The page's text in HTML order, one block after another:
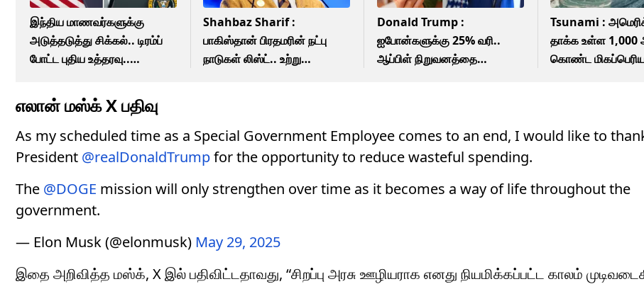
இந்திய மாணவர்களுக்கு
அடுத்தடுத்து சிக்கல்.. டிரம்ப்
போட்ட புதிய உத்தரவு..
Shahbaz Sharif :
பாகிஸ்தான் பிரதமரின் நட்பு
நாடுகள் லிஸ்ட்.. உற்று
Donald Trump :
ஐபோன்களுக்கு 25% வரி..
ஆப்பிள் நிறுவனத்தை
Tsunami :
தாக்க உள்ள 1,000
கொண்ட மிகப்பெரிய
எலான் மஸ்க் X பதிவு
As my scheduled time as a Special Government Employee comes to an end, I would like to
President @realDonaldTrumpfor the opportunity to reduce wasteful spending.
The @DOGE mission will only strengthen over time as it becomes a way of life throughout the
government.
— Elon Musk (@elonmusk) May 29, 2025
இதை அறிவித்த மஸ்க், X இல் பதிவிட்டதாவது, “சிறப்பு அரசு ஊழியராக எனது நியமிக்கப்பட்ட காலம்